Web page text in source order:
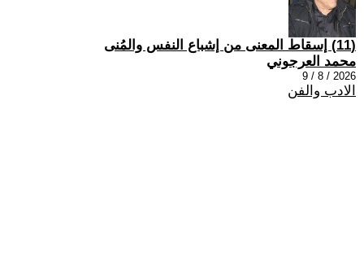
(11) إسقاط المعنى من إشباع النفس والمُنى
محمد العرجوني
2026 / 8 / 9
الادب والفن